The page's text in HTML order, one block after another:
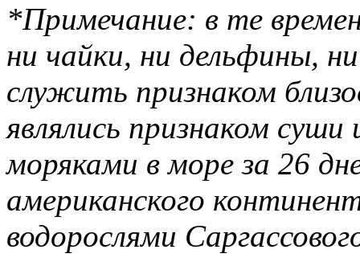
*Примечание: в те
ни чайки, ни дельфины,
служить признаком
являлись признаком
моряками в море за 26
американского
водорослями